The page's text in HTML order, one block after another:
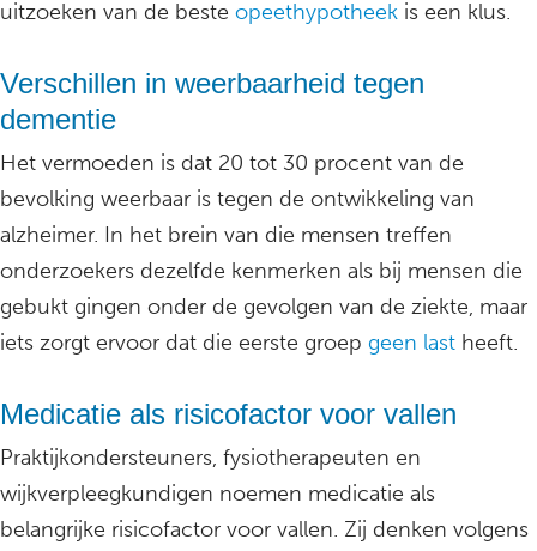
uitzoeken van de beste opeethypotheek is een klus.
Verschillen in weerbaarheid tegen
dementie
Het vermoeden is dat 20 tot 30 procent van de
bevolking weerbaar is tegen de ontwikkeling van
alzheimer. In het brein van die mensen treffen
onderzoekers dezelfde kenmerken als bij mensen die
gebukt gingen onder de gevolgen van de ziekte, maar
iets zorgt ervoor dat die eerste groep geen last heeft.
Medicatie als risicofactor voor vallen
Praktijkondersteuners, fysiotherapeuten en
wijkverpleegkundigen noemen medicatie als
belangrijke risicofactor voor vallen. Zij denken volgens